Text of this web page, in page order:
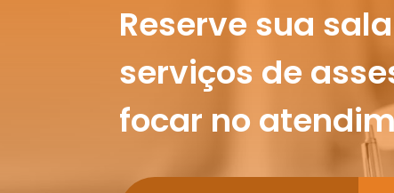
Reserve sua
serviços de
focar no